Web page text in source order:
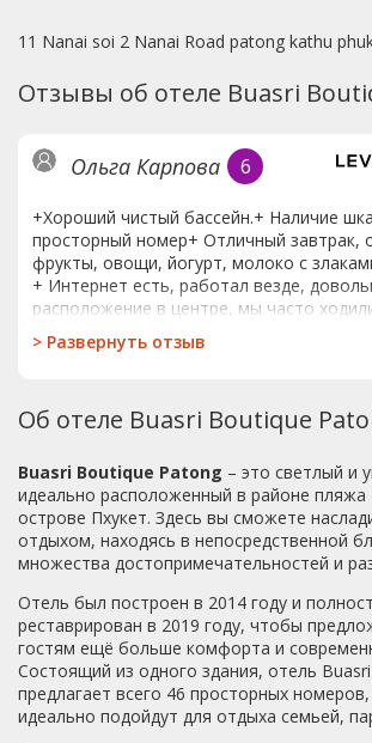
11 Nanai soi 2 Nanai Road patong kathu
Отзывы об отеле Buasri
Ольга Карпова 6
+Хороший чистый бассейн.+ Наличие
просторный номер+ Отличный завтрак,
фрукты, овощи, йогурт, молоко с
+ Интернет есть, работал везде,
расположение в центре, мы часто
до джанг цейлона. - Уборка- нет шторки
на всю комнату. - Женщина на ресепшене
молодец- все знает, и все понимает о
фотоаппарат влез, а вот ноутбук нет,
дюймов. Маленький мак бук. Еще есть тв
холодильник. На балконе грязно и
там. У нас вид был на дорогу, шумно и
бесполезно, быстро пачкается. Нас
где что-то было поломано, и не убран
предыдущих жильцов. Прошло несколько
так и не убрали. Пришлось
простыни были грязными. Мы сказали-
перевернули и все. Там были пятна и
крови. Во время уборки действует
чай- дали воду. Не оставил, не дадут.
> Развернуть отзыв
Об отеле Buasri Boutique
Buasri Boutique Patong – это светлый и
идеально расположенный в районе пляжа
острове Пхукет. Здесь вы сможете
отдыхом, находясь в непосредственной
множества достопримечательностей и
Отель был построен в 2014 году и
реставрирован в 2019 году, чтобы
гостям ещё больше комфорта и
Состоящий из одного здания, отель
предлагает всего 46 просторных
идеально подойдут для отдыха семьей,